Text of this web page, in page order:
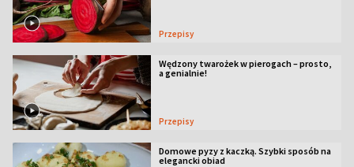
Przepisy
Wędzony twarożek w pierogach – prosto,
a genialnie!
Przepisy
Domowe pyzy z kaczką. Szybki sposób na
elegancki obiad